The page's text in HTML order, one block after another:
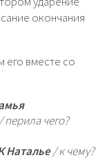
окончания
его вместе со
чего?
Наталье/ к чему?